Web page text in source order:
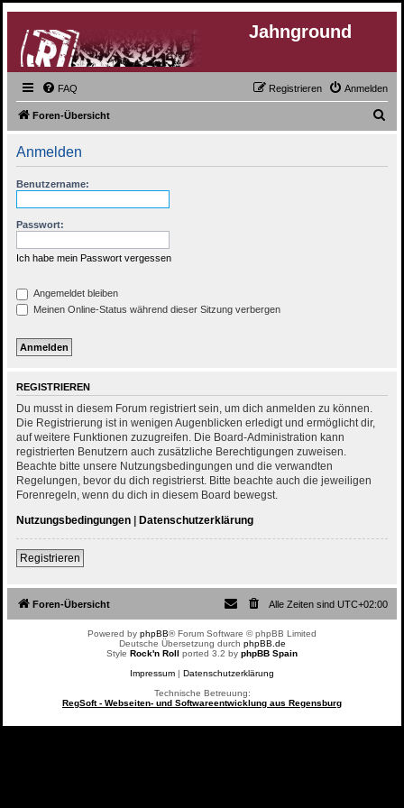
Jahnground
FAQ Anmelden
Registrieren
Foren-Übersicht
Anmelden
Benutzername:
Passwort:
Ich habe mein Passwort vergessen
Angemeldet bleiben
Meinen Online-Status während dieser Sitzung verbergen
REGISTRIEREN
Du musst in diesem Forum registriert sein, um dich anmelden zu können.
Die Registrierung ist in wenigen Augenblicken erledigt und ermöglicht dir,
auf weitere Funktionen zuzugreifen. Die Board-Administration kann
registrierten Benutzern auch zusätzliche Berechtigungen zuweisen.
Beachte bitte unsere Nutzungsbedingungen und die verwandten
Regelungen, bevor du dich registrierst. Bitte beachte auch die jeweiligen
Forenregeln, wenn du dich in diesem Board bewegst.
Nutzungsbedingungen | Datenschutzerklärung
Registrieren
Foren-Übersicht Alle Zeiten sind UTC+02:00
Powered by phpBB® Forum Software © phpBB Limited
Deutsche Übersetzung durch phpBB.de
Style Rock'n Roll ported 3.2 by phpBB Spain
Impressum | Datenschutzerklärung
Technische Betreuung:
RegSoft - Webseiten- und Softwareentwicklung aus Regensburg